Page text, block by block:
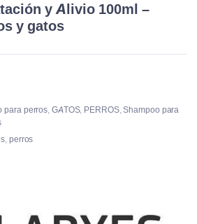
y Alivio 100ml –
y gatos
para perros, GATOS, PERROS,Shampoo para
, perros